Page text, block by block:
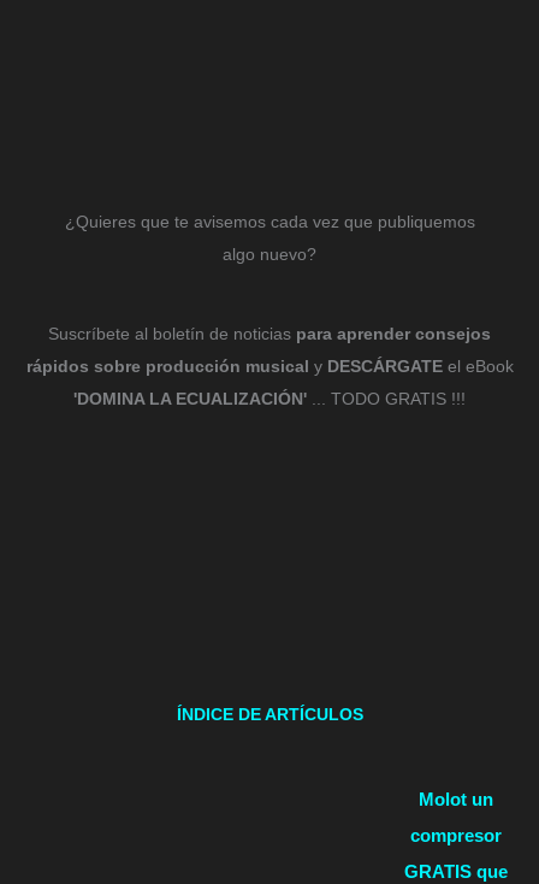
¿Quieres que te avisemos cada vez que publiquemos
algo nuevo?
Suscríbete al boletín de noticias para aprender consejos
rápidos sobre producción musical y DESCÁRGATEel eBook
'DOMINA LA ECUALIZACIÓN' ... TODO GRATIS !!!
ÍNDICE DE ARTÍCULOS
Molot un
compresor
GRATIS que